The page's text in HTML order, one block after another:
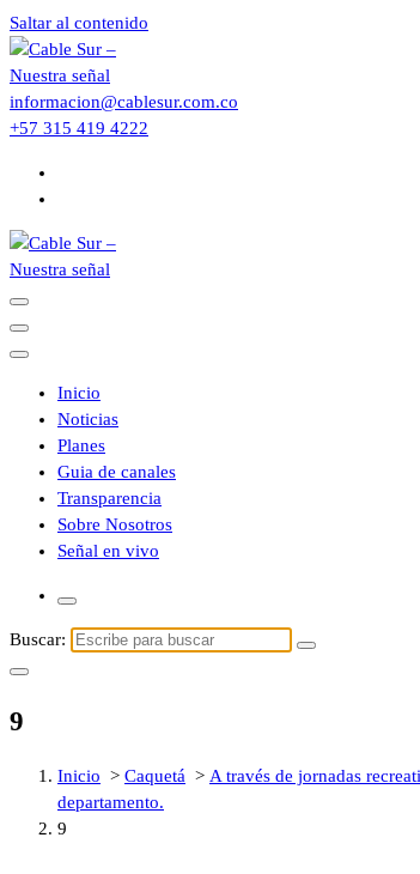
Saltar al contenido
informacion@cablesur.com.co
+57 315 419 4222
Inicio
Noticias
Planes
Guia de canales
Transparencia
Sobre Nosotros
Señal en vivo
Buscar:
9
Inicio > Caquetá > A través de jornadas
departamento.
9